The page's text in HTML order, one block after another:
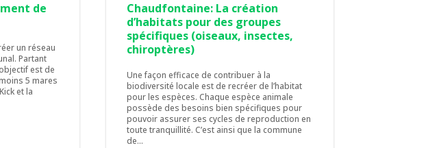
de
un réseau
Partant
est de
5 mares
et la
Chaudfontaine: La création
d’habitats pour des groupes
spécifiques (oiseaux, insectes,
chiroptères)
Une façon efficace de contribuer à la
biodiversité locale est de recréer de l’habitat
pour les espèces. Chaque espèce animale
possède des besoins bien spécifiques pour
pouvoir assurer ses cycles de reproduction en
toute tranquillité. C’est ainsi que la commune
de...